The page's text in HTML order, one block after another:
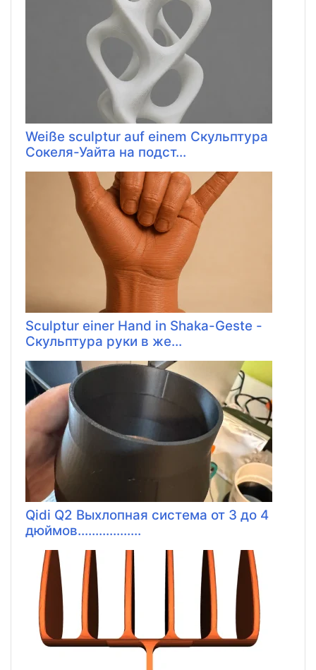
Weiße sculptur auf einem Скульптура
Сокеля-Уайта на подст...
Sculptur einer Hand in Shaka-Geste -
Скульптура руки в же...
Qidi Q2 Выхлопная система от 3 до 4
дюймов..................